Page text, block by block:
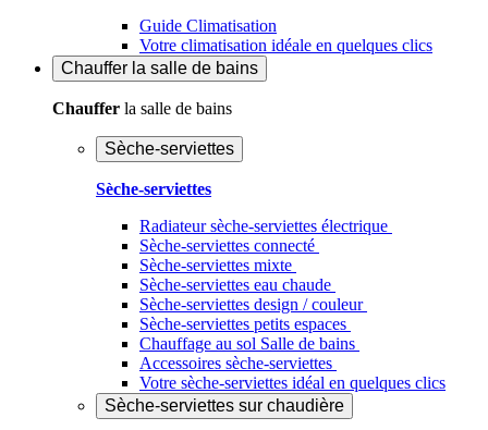
Guide Climatisation
Votre climatisation idéale en quelques clics
Chauffer la salle de bains
Chauffer la salle de bains
Sèche-serviettes
Sèche-serviettes
Radiateur sèche-serviettes électrique
Sèche-serviettes connecté
Sèche-serviettes mixte
Sèche-serviettes eau chaude
Sèche-serviettes design / couleur
Sèche-serviettes petits espaces
Chauffage au sol Salle de bains
Accessoires sèche-serviettes
Votre sèche-serviettes idéal en quelques clics
Sèche-serviettes sur chaudière